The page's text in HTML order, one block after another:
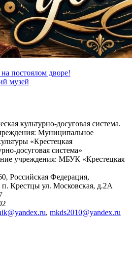
постоялом дворе!
музей
культурно-досуговая система.
Муниципальное
«Крестецкая
досуговая система»
учреждения: МБУК «Крестецкая
Российская Федерация,
п. Крестцы ул. Московская, д.2А
, mkds2010@yandex.ru